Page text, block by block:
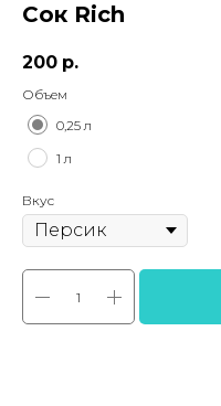
Сок Rich
200 р.
Объем
0,25 л
1 л
Вкус